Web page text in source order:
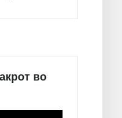
во